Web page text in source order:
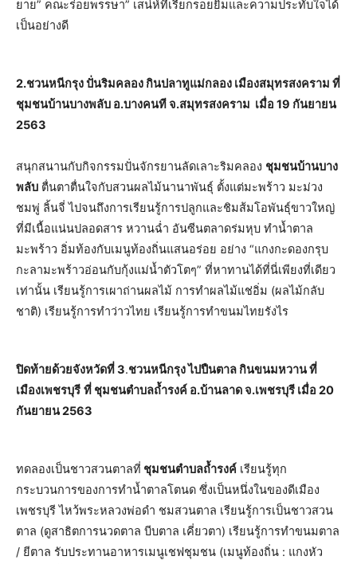
ยาย” คณะร่อยพรรษา” เสน่ห์ที่เรียกรอยยิ้มและความประทับใจได้
เป็นอย่างดี
2.ชวนหนีกรุง ปั่นริมคลอง กินปลาทูแม่กลอง เมืองสมุทรสงคราม ที่
ชุมชนบ้านบางพลับ อ.บางคนที จ.สมุทรสงคราม เมื่อ 19 กันยายน
2563
สนุกสนานกับกิจกรรมปั่นจักรยานลัดเลาะริมคลอง ชุมชนบ้านบาง
พลับ ตื่นตาตื่นใจกับสวนผลไม้นานาพันธุ์ ตั้งแต่มะพร้าว มะม่วง
ชมพู่ ลิ้นจี่ ไปจนถึงการเรียนรู้การปลูกและชิมส้มโอพันธุ์ขาวใหญ่
ที่มีเนื้อแน่นปลอดสาร หวานฉ่ำ อันซีนตลาดร่มหุบ ทำน้ำตาล
มะพร้าว อิ่มท้องกับเมนูท้องถิ่นแสนอร่อย อย่าง “แกงกะดองกรุบ
กะลามะพร้าวอ่อนกับกุ้งแม่น้ำตัวโตๆ” ที่หาทานได้ที่นี่เพียงที่เดียว
เท่านั้น เรียนรู้การเผาถ่านผลไม้ การทำผลไม้แช่อิ่ม (ผลไม้กลับ
ชาติ) เรียนรู้การทำว่าวไทย เรียนรู้การทำขนมไทยรังไร
ปิดท้ายด้วยจังหวัดที่ 3.ชวนหนีกรุง ไปปืนตาล กินขนมหวาน ที่
เมืองเพชรบุรี ที่ ชุมชนตำบลถ้ำรงค์ อ.บ้านลาด จ.เพชรบุรี เมื่อ 20
กันยายน 2563
ทดลองเป็นชาวสวนตาลที่ ชุมชนตำบลถ้ำรงค์ เรียนรู้ทุก
กระบวนการของการทำน้ำตาลโตนด ซึ่งเป็นหนึ่งในของดีเมือง
เพชรบุรี ไหว้พระหลวงพ่อดำ ชมสวนตาล เรียนรู้การเป็นชาวสวน
ตาล (ดูสาธิตการนวดตาล บีบตาล เคี่ยวตา) เรียนรู้การทำขนมตาล
/ ยีตาล รับประทานอาหารเมนูเชฟชุมชน (เมนูท้องถิ่น : แกงหัว